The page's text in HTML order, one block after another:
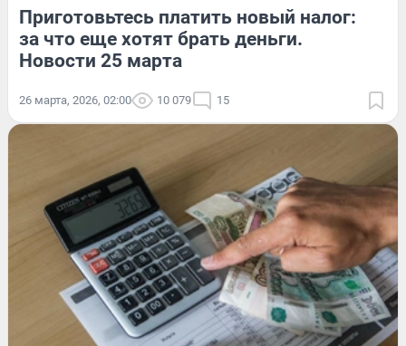
Приготовьтесь платить новый налог:
за что еще хотят брать деньги.
Новости 25 марта
26 марта, 2026, 02:00 10 079 15